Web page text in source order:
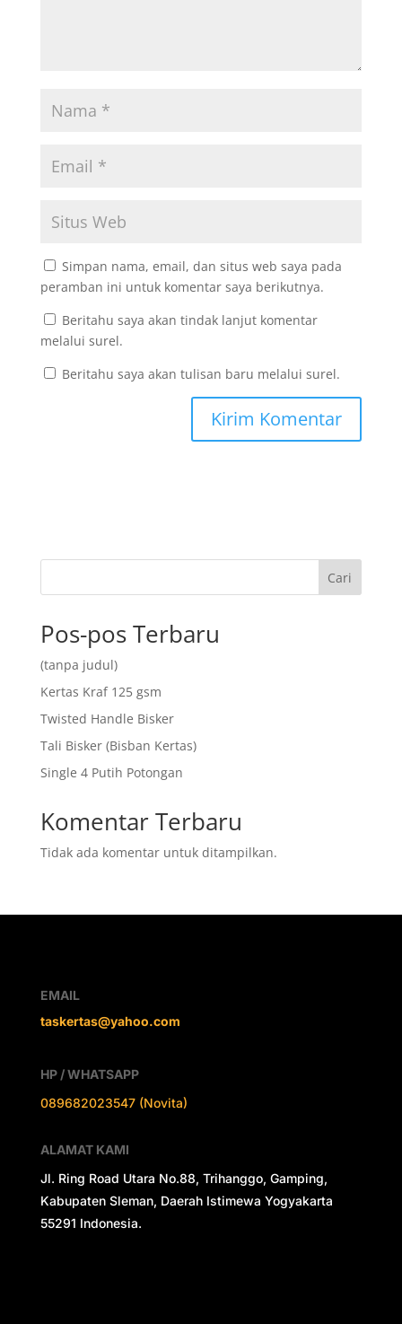
Simpan nama, email, dan situs web saya pada
peramban ini untuk komentar saya berikutnya.
Beritahu saya akan tindak lanjut komentar
melalui surel.
Beritahu saya akan tulisan baru melalui surel.
Cari
Pos-pos Terbaru
(tanpa judul)
Kertas Kraf 125 gsm
Twisted Handle Bisker
Tali Bisker (Bisban Kertas)
Single 4 Putih Potongan
Komentar Terbaru
Tidak ada komentar untuk ditampilkan.
EMAIL
taskertas@yahoo.com
HP / WHATSAPP
089682023547 (Novita)
ALAMAT KAMI
Jl. Ring Road Utara No.88, Trihanggo, Gamping,
Kabupaten Sleman, Daerah Istimewa Yogyakarta
55291 Indonesia.